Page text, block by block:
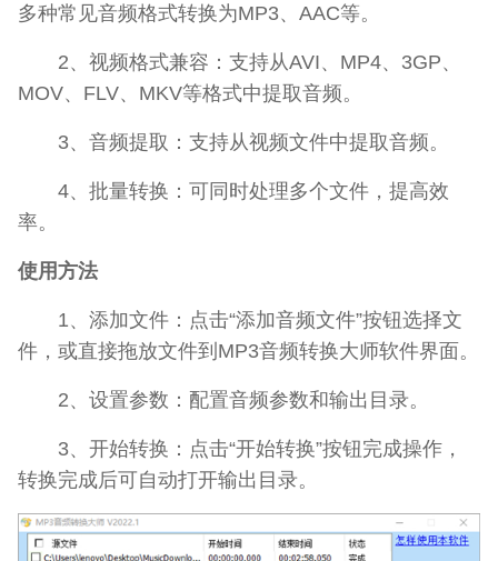
多种常见音频格式转换为MP3、AAC等。
2、视频格式兼容：支持从AVI、MP4、3GP、
MOV、FLV、MKV等格式中提取音频。
3、音频提取：支持从视频文件中提取音频。
4、批量转换：可同时处理多个文件，提高效
率。
使用方法
1、添加文件：点击“添加音频文件”按钮选择文
件，或直接拖放文件到MP3音频转换大师软件界面。
2、设置参数：配置音频参数和输出目录。
3、开始转换：点击“开始转换”按钮完成操作，
转换完成后可自动打开输出目录。